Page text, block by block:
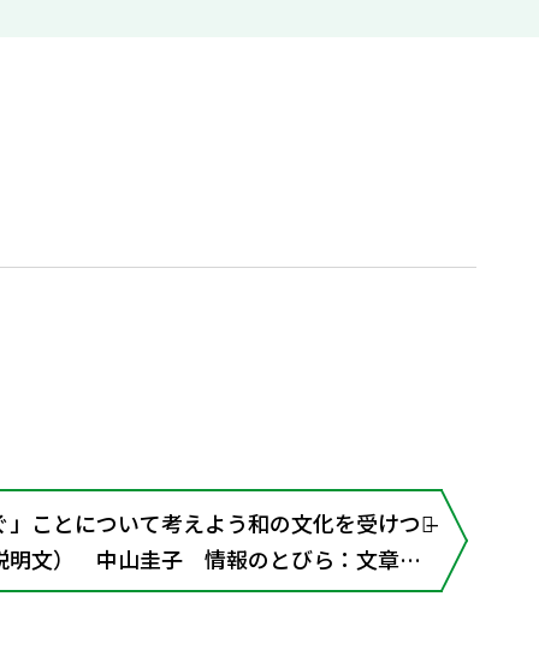
ことについて考えよう和の文化を受けつぐ̶
明文） 中山圭子 情報のとびら：文章と